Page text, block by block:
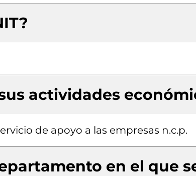
actividades
de apoyo a las empresas n.c.p.
en el que